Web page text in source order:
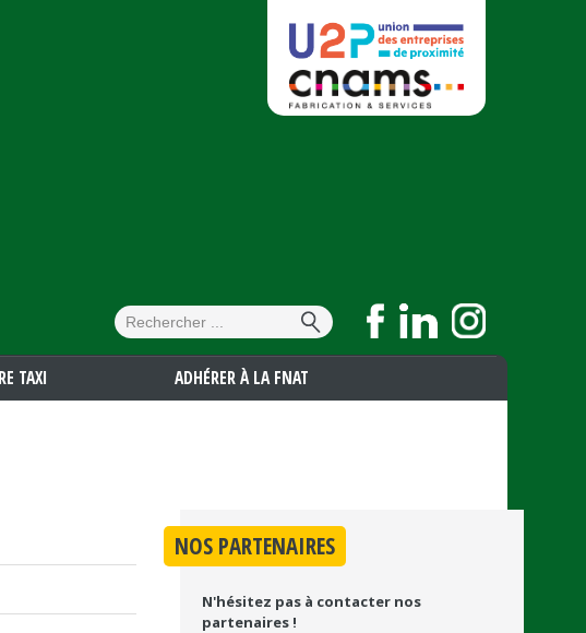
Formulaire de
recherche
Rechercher
TAXI ADHÉRER À LA FNAT
NOS PARTENAIRES
N'hésitez pas à contacter nos
partenaires !